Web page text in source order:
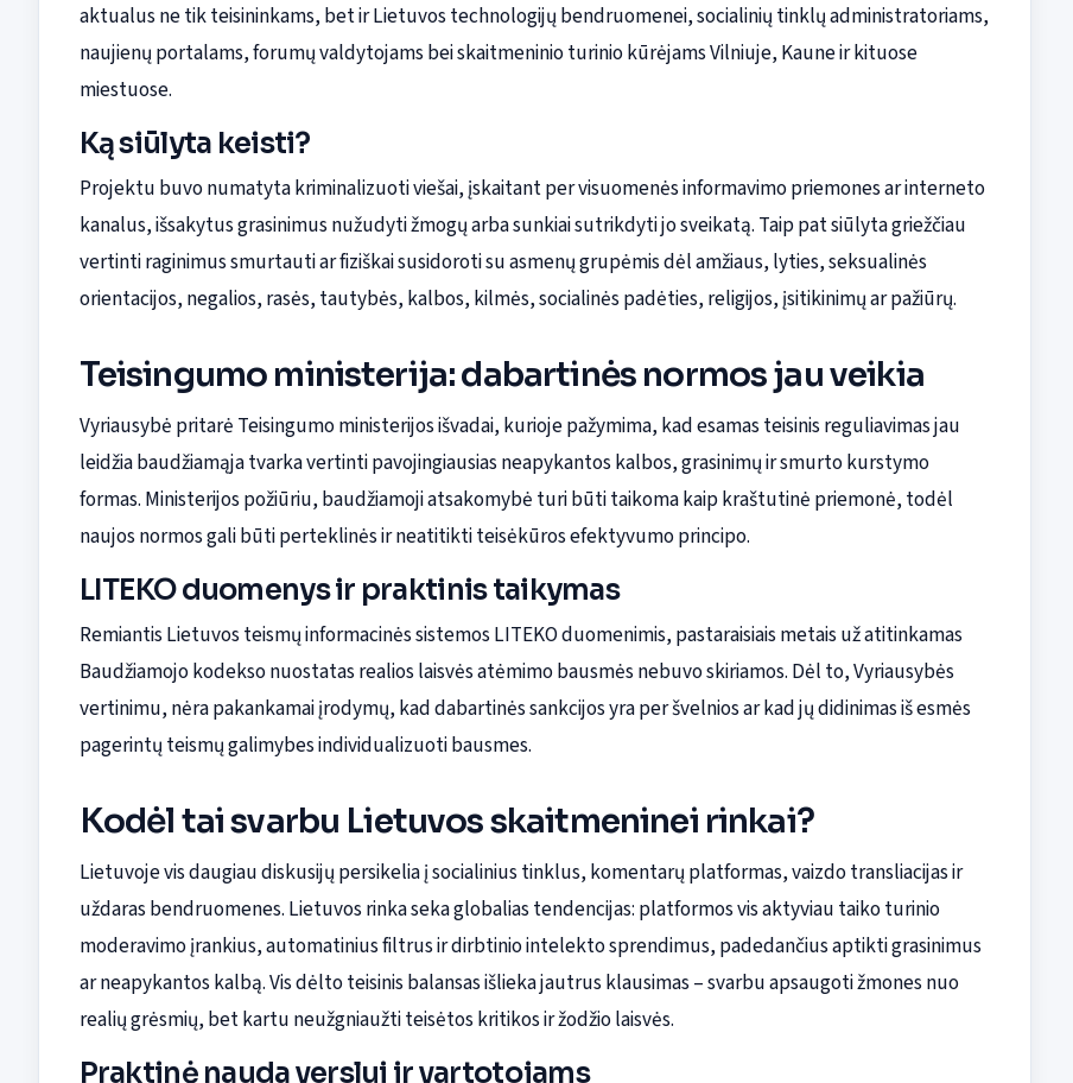
aktualus ne tik teisininkams, bet ir Lietuvos technologijų bendruomenei, socialinių tinklų administratoriams,
naujienų portalams, forumų valdytojams bei skaitmeninio turinio kūrėjams Vilniuje, Kaune ir kituose
miestuose.
Ką siūlyta keisti?
Projektu buvo numatyta kriminalizuoti viešai, įskaitant per visuomenės informavimo priemones ar interneto
kanalus, išsakytus grasinimus nužudyti žmogų arba sunkiai sutrikdyti jo sveikatą. Taip pat siūlyta griežčiau
vertinti raginimus smurtauti ar fiziškai susidoroti su asmenų grupėmis dėl amžiaus, lyties, seksualinės
orientacijos, negalios, rasės, tautybės, kalbos, kilmės, socialinės padėties, religijos, įsitikinimų ar pažiūrų.
Teisingumo ministerija: dabartinės normos jau veikia
Vyriausybė pritarė Teisingumo ministerijos išvadai, kurioje pažymima, kad esamas teisinis reguliavimas jau
leidžia baudžiamąja tvarka vertinti pavojingiausias neapykantos kalbos, grasinimų ir smurto kurstymo
formas. Ministerijos požiūriu, baudžiamoji atsakomybė turi būti taikoma kaip kraštutinė priemonė, todėl
naujos normos gali būti perteklinės ir neatitikti teisėkūros efektyvumo principo.
LITEKO duomenys ir praktinis taikymas
Remiantis Lietuvos teismų informacinės sistemos LITEKO duomenimis, pastaraisiais metais už atitinkamas
Baudžiamojo kodekso nuostatas realios laisvės atėmimo bausmės nebuvo skiriamos. Dėl to, Vyriausybės
vertinimu, nėra pakankamai įrodymų, kad dabartinės sankcijos yra per švelnios ar kad jų didinimas iš esmės
pagerintų teismų galimybes individualizuoti bausmes.
Kodėl tai svarbu Lietuvos skaitmeninei rinkai?
Lietuvoje vis daugiau diskusijų persikelia į socialinius tinklus, komentarų platformas, vaizdo transliacijas ir
uždaras bendruomenes. Lietuvos rinka seka globalias tendencijas: platformos vis aktyviau taiko turinio
moderavimo įrankius, automatinius filtrus ir dirbtinio intelekto sprendimus, padedančius aptikti grasinimus
ar neapykantos kalbą. Vis dėlto teisinis balansas išlieka jautrus klausimas – svarbu apsaugoti žmones nuo
realių grėsmių, bet kartu neužgniaužti teisėtos kritikos ir žodžio laisvės.
Praktinė nauda verslui ir vartotojams